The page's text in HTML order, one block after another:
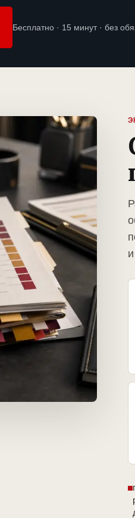
Бесплатно · 15 минут · без